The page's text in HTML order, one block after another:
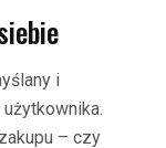
i
– czy